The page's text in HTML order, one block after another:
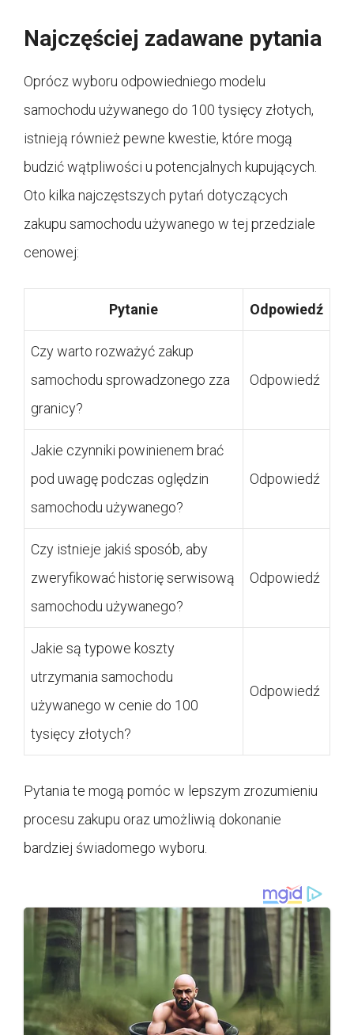
Najczęściej zadawane pytania
Oprócz wyboru odpowiedniego modelu
samochodu używanego do 100 tysięcy złotych,
istnieją również pewne kwestie, które mogą
budzić wątpliwości u potencjalnych kupujących.
Oto kilka najczęstszych pytań dotyczących
zakupu samochodu używanego w tej przedziale
cenowej:
Pytanie Odpowiedź
Czy warto rozważyć zakup
samochodu sprowadzonego zza
granicy?
Odpowiedź
Jakie czynniki powinienem brać
pod uwagę podczas oględzin
samochodu używanego?
Odpowiedź
Czy istnieje jakiś sposób, aby
zweryfikować historię serwisową
samochodu używanego?
Odpowiedź
Jakie są typowe koszty
utrzymania samochodu
używanego w cenie do 100
tysięcy złotych?
Odpowiedź
Pytania te mogą pomóc w lepszym zrozumieniu
procesu zakupu oraz umożliwią dokonanie
bardziej świadomego wyboru.